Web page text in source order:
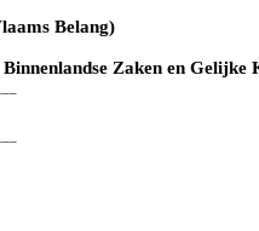
Belang)
Zaken en Gelijke